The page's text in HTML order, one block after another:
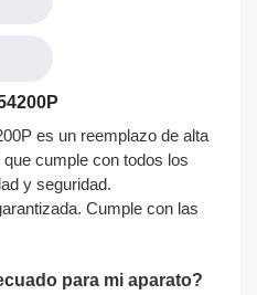
es un reemplazo de alta
cumple con todos los
y seguridad.
Cumple con las
para mi aparato?